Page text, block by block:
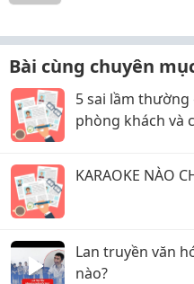
Bài cùng chuyên
5 sai lầm
phòng khách và
KARAOKE NÀO
Lan truyền văn
nào?